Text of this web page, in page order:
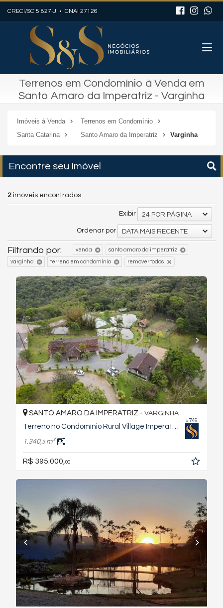
CRECI/SC 5.827-J • CNAI 27126
Terrenos em Condomínio à Venda em
Santo Amaro da Imperatriz - Varginha
Imóveis à Venda
Terrenos em Condomínio
Santa Catarina
Santo Amaro da Imperatriz Varginha
Encontre seu Imóvel
2 imóveis encontrados
Exibir 24 POR PÁGINA
Ordenar por DATA MAIS RECENTE
Filtrando por: venda santo amaro da imperatriz
varginha terreno em condomínio remover todos
#746
SANTO AMARO DA IMPERATRIZ - VARGINHA
Terreno no Condomínio Rural Village Imperatriz
1.340,3m²
R$ 395.000, 00